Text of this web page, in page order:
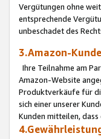
Vergütungen ohne
entsprechende
unbeschadet des
3.Amazon-
Ihre Teilnahme am
Amazon-Website
Produktverkäufe für
sich einer unserer
Kunden mitteilen,